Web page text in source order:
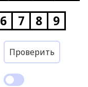
6 7 8 9
Проверить